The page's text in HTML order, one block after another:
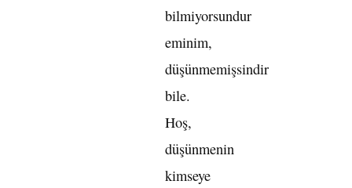
bilmiyorsundur
eminim,
düşünmemişsindir
bile.
Hoş,
düşünmenin
kimseye